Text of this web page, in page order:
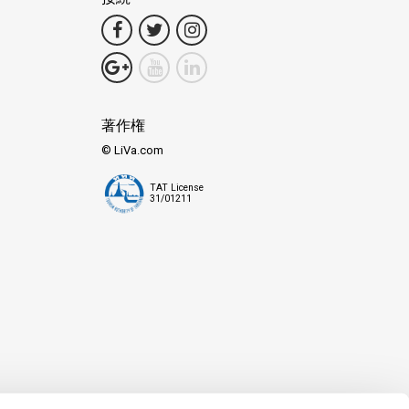
著作権
© LiVa.com
TAT License
31/01211